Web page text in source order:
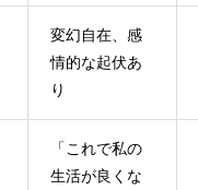
変幻自在、感
情的な起伏あ
り
「これで私の
生活が良くな